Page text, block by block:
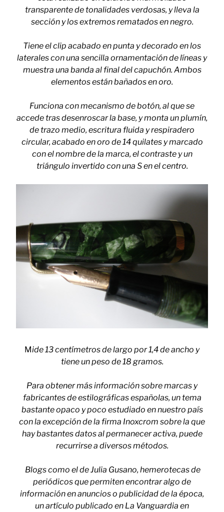
transparente de tonalidades verdosas, y lleva la
sección y los extremos rematados en negro.
Tiene el clip acabado en punta y decorado en los
laterales con una sencilla ornamentación de líneas y
muestra una banda al final del capuchón. Ambos
elementos están bañados en oro.
Funciona con mecanismo de botón, al que se
accede tras desenroscar la base, y monta un plumín,
de trazo medio, escritura fluida y respiradero
circular, acabado en oro de 14 quilates y marcado
con el nombre de la marca, el contraste y un
triángulo invertido con una S en el centro.
Mide 13 centímetros de largo por 1,4 de ancho y
tiene un peso de 18 gramos.
Para obtener más información sobre marcas y
fabricantes de estilográficas españolas, un tema
bastante opaco y poco estudiado en nuestro país
con la excepción de la firma Inoxcrom sobre la que
hay bastantes datos al permanecer activa, puede
recurrirse a diversos métodos.
Blogs como el de Julia Gusano, hemerotecas de
periódicos que permiten encontrar algo de
información en anuncios o publicidad de la época,
un artículo publicado en La Vanguardia en